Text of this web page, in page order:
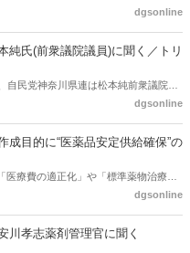
給実現に向けた総合対策に関する有識
ズon-lineでは検討会を総括する目的で
療情報企画課長（医薬産業振興・医療
メディケーション推進室長併任）安藤
の三村優美子氏、 日本保険薬局協会医
dgsonline
純氏(前衆議院議員)に聞く／トリ
自民党神奈川県連は松本純前衆議院議
浜市中区・磯子区・金沢区）の支部長
に関わる政策に広く・深く関わってき
界の期待には熱いものがある。不透明
障害者サービスのトリプル改定等へ
裏返しといってもいいだろう。本稿で
dgsonline
成目的に“医薬品安定供給確保”の
医療費の適正化」や「標準薬物治療の
が多かった地域フォーミュラリの作
10月22日に開かれた「日本フォーミュ
dgsonline
川孝志薬剤管理官に聞く